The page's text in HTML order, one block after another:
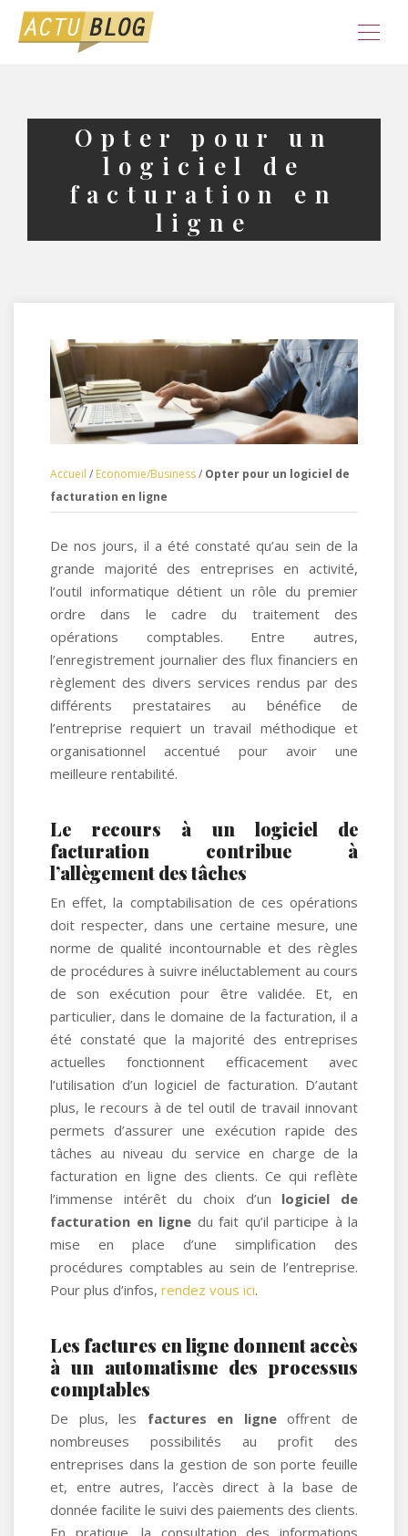
Opter pour un
logiciel de
facturation en
ligne
Accueil / Economie/Business/ Opter pour un logiciel de
facturation en ligne
De nos jours, il a été constaté qu’au sein de la
grande majorité des entreprises en activité,
l’outil informatique détient un rôle du premier
ordre dans le cadre du traitement des
opérations comptables. Entre autres,
l’enregistrement journalier des flux financiers en
règlement des divers services rendus par des
différents prestataires au bénéfice de
l’entreprise requiert un travail méthodique et
organisationnel accentué pour avoir une
meilleure rentabilité.
Le recours à un logiciel de
facturation contribue à
l’allègement des tâches
En effet, la comptabilisation de ces opérations
doit respecter, dans une certaine mesure, une
norme de qualité incontournable et des règles
de procédures à suivre inéluctablement au cours
de son exécution pour être validée. Et, en
particulier, dans le domaine de la facturation, il a
été constaté que la majorité des entreprises
actuelles fonctionnent efficacement avec
l’utilisation d’un logiciel de facturation. D’autant
plus, le recours à de tel outil de travail innovant
permets d’assurer une exécution rapide des
tâches au niveau du service en charge de la
facturation en ligne des clients. Ce qui reflète
l’immense intérêt du choix d’un logiciel de
facturation en ligne du fait qu’il participe à la
mise en place d’une simplification des
procédures comptables au sein de l’entreprise.
Pour plus d’infos, rendez vous ici.
Les factures en ligne donnent accès
à un automatisme des processus
comptables
De plus, les factures en ligneoffrent de
nombreuses possibilités au profit des
entreprises dans la gestion de son porte feuille
et, entre autres, l’accès direct à la base de
donnée facilite le suivi des paiements des clients.